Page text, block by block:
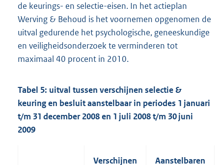
de keurings- en selectie-eisen. In het actieplan
Werving & Behoud is het voornemen opgenomen de
uitval gedurende het psychologische, geneeskundige
en veiligheidsonderzoek te verminderen tot
maximaal 40 procent in 2010.
Tabel 5: uitval tussen verschijnen selectie &
keuring en besluit aanstelbaar in periodes 1 januari
t/m 31 december 2008 en 1 juli 2008 t/m 30 juni
2009
Verschijnen
Aanstelbaren